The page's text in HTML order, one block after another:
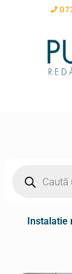
Instalatie